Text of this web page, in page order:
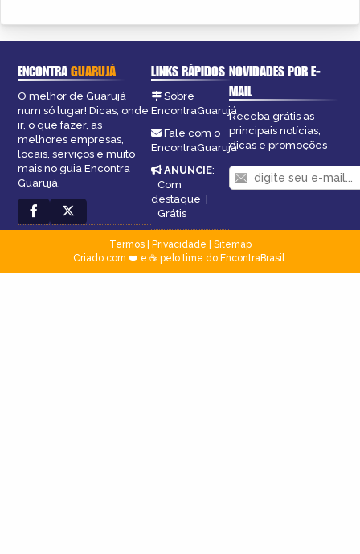
ENCONTRAGUARUJÁ
O melhor de Guarujá
num só lugar! Dicas, onde
ir, o que fazer, as
melhores empresas,
locais, serviços e muito
mais no guia Encontra
Guarujá.
LINKS RÁPIDOS
Sobre
EncontraGuarujá
Fale com o
EncontraGuarujá
ANUNCIE:
Com
destaque |
Grátis
NOVIDADES POR E-
MAIL
Receba grátis as
principais notícias,
dicas e promoções
Termos| Privacidade
Sitemap
Criado com ❤️ e ☕ pelo time do EncontraBrasil